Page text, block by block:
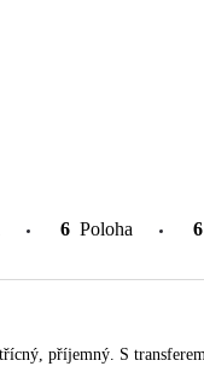
6 Poloha 6
příjemný. S